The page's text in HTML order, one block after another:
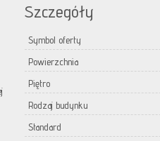
Szczegóły
Symbol oferty
Powierzchnia
Piętro
Rodzaj budynku
Standard